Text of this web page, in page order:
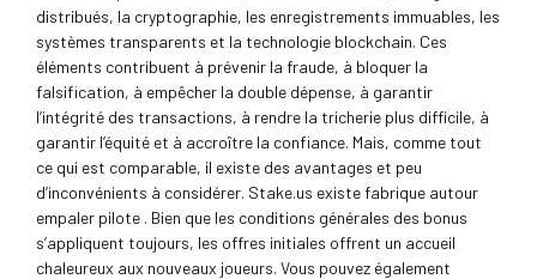
distribués, la cryptographie, les enregistrements immuables, les
systèmes transparents et la technologie blockchain. Ces
éléments contribuent à prévenir la fraude, à bloquer la
falsification, à empêcher la double dépense, à garantir
l’intégrité des transactions, à rendre la tricherie plus difficile, à
garantir l’équité et à accroître la confiance. Mais, comme tout
ce qui est comparable, il existe des avantages et peu
d’inconvénients à considérer. Stake.us existe fabrique autour
empaler pilote . Bien que les conditions générales des bonus
s’appliquent toujours, les offres initiales offrent un accueil
chaleureux aux nouveaux joueurs. Vous pouvez également